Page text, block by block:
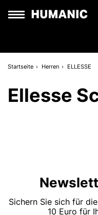
Startseite Herren ELLESSE
Ellesse
Sichern Sie sich für
10 Euro für